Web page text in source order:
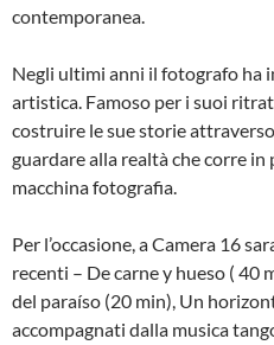
contemporanea.
Negli ultimi anni il fotografo ha
artistica. Famoso per i suoi
costruire le sue storie
guardare alla realtà che corre in
macchina fotografia.
Per l’occasione, a Camera 16
recenti – De carne y hueso ( 40
del paraíso (20 min), Un
accompagnati dalla musica